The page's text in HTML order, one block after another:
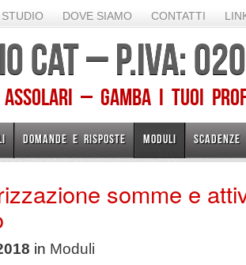
DOVE SIAMO CONTATTI
CAT – P.IVA:
– Gamba I TUOI
DOMANDE E RISPOSTE MODULI SCADENZE
somme e
in Moduli